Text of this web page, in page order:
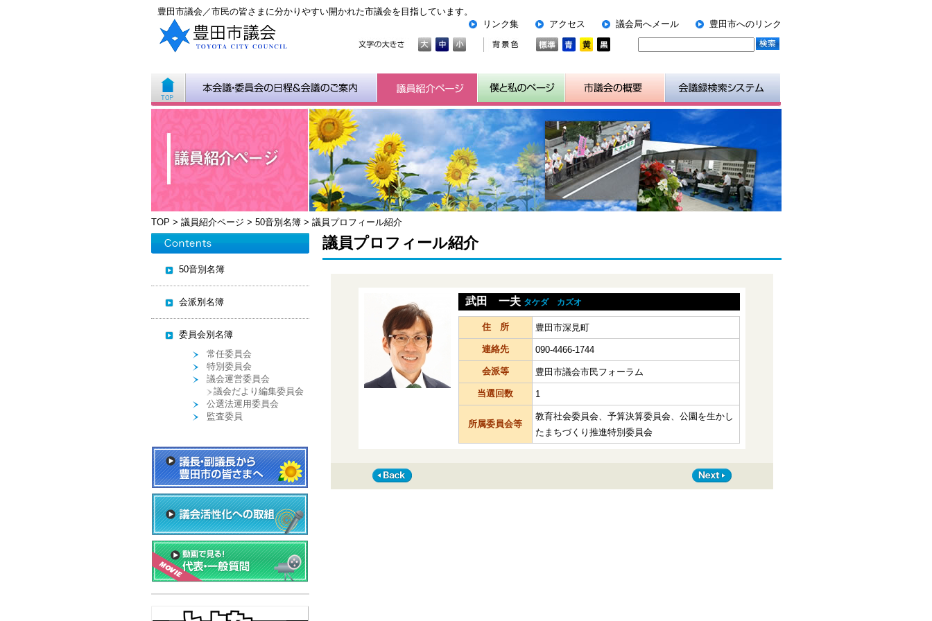
豊田市議会／市民の皆さまに分かりやすい開かれた市議会を目指しています。
リンク集
アクセス 議会局へメール 豊田市へのリンク
TOP > 議員紹介ページ > 50音別名簿> 議員プロフィール紹介
50音別名簿
会派別名簿
委員会別名簿
常任委員会
特別委員会
議会運営委員会
議会だより編集委員会
公選法運用委員会
監査委員
議員プロフィール紹介
武田 一夫 タケダ カズオ
住 所 豊田市深見町
連絡先 090-4466-1744
会派等 豊田市議会市民フォーラム
当選回数 1
所属委員会等
教育社会委員会、予算決算委員会、公園を生かし
たまちづくり推進特別委員会